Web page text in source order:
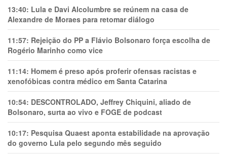
13:40: Lula e Davi Alcolumbre se reúnem na casa de
Alexandre de Moraes para retomar diálogo
11:57: Rejeição do PP a Flávio Bolsonaro força escolha de
Rogério Marinho como vice
11:14: Homem é preso após proferir ofensas racistas e
xenofóbicas contra médico em Santa Catarina
10:54: DESCONTROLADO, Jeffrey Chiquini, aliado de
Bolsonaro, surta ao vivo e FOGE de podcast
10:17: Pesquisa Quaest aponta estabilidade na aprovação
do governo Lula pelo segundo mês seguido